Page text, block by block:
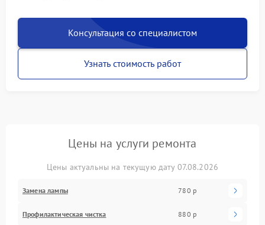
Консультация со специалистом
Узнать стоимость работ
Цены на услуги ремонта
Цены актуальны на текущую дату 07.08.2026
Замена лампы 780 р
Профилактическая чистка 880 р